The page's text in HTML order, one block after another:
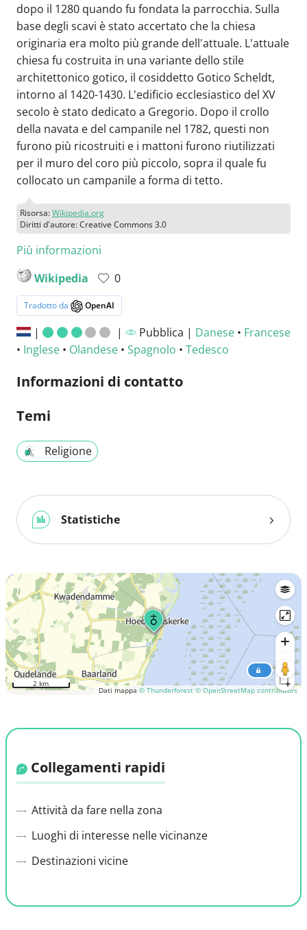
dopo il 1280 quando fu fondata la parrocchia. Sulla
base degli scavi è stato accertato che la chiesa
originaria era molto più grande dell'attuale. L'attuale
chiesa fu costruita in una variante dello stile
architettonico gotico, il cosiddetto Gotico Scheldt,
intorno al 1420-1430. L'edificio ecclesiastico del XV
secolo è stato dedicato a Gregorio. Dopo il crollo
della navata e del campanile nel 1782, questi non
furono più ricostruiti e i mattoni furono riutilizzati
per il muro del coro più piccolo, sopra il quale fu
collocato un campanile a forma di tetto.
Risorsa:Wikipedia.org
Diritti d'autore: Creative Commons 3.0
Più informazioni
Wikipedia
0
Tradotto da OpenAI
| | Pubblica | Danese• Francese
• Inglese • Olandese • Spagnolo • Tedesco
Informazioni di contatto
Temi
Religione
Statistiche
Dati mappa © Thunderforest © OpenStreetMap contributors
2 km
Collegamenti rapidi
Attività da fare nella zona
Luoghi di interesse nelle vicinanze
Destinazioni vicine